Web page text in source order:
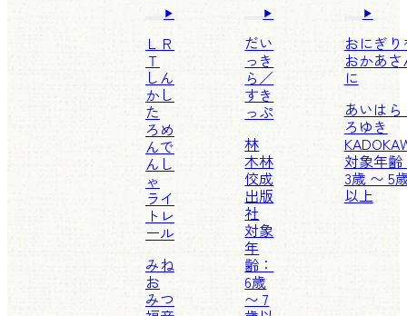
ＬＲ
Ｔ
しん
かし
た
ろめ
んで
んし
ゃ
ライ
トレ
ール
みね
お
みつ
だい
っき
ら／
すき
っぷ
林
木林
佼成
出版
社
対象
年
齢：
6歳
〜 7
おにぎり
おかあさ
に
あいはら
ろゆき
対象年齢
3歳 〜 5
以上